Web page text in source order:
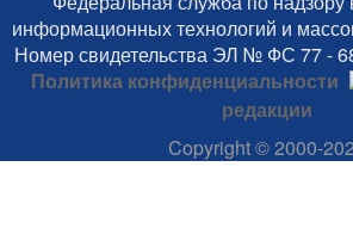
информационных технологий и
Номер свидетельства ЭЛ № ФС 77 -
Политика конфиденциальности
редакции
Copyright© 2000-